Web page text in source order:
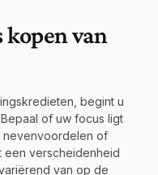
kopen van
begint u
of uw focus ligt
nevenvoordelen of
een verscheidenheid
van op de